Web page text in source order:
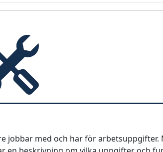
jobbar med och har för arbetsuppgifter.